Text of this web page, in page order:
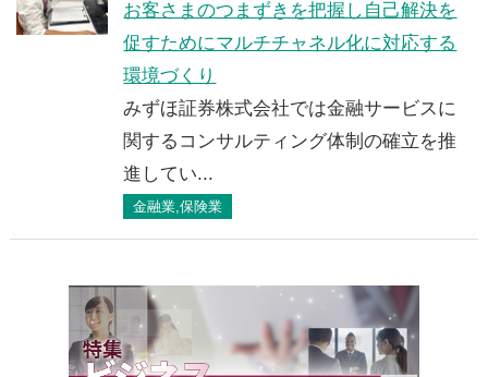
お客さまのつまずきを把握し自己解決を
促すためにマルチチャネル化に対応する
環境づくり
みずほ証券株式会社では金融サービスに
関するコンサルティング体制の確立を推
進してい...
金融業,保険業